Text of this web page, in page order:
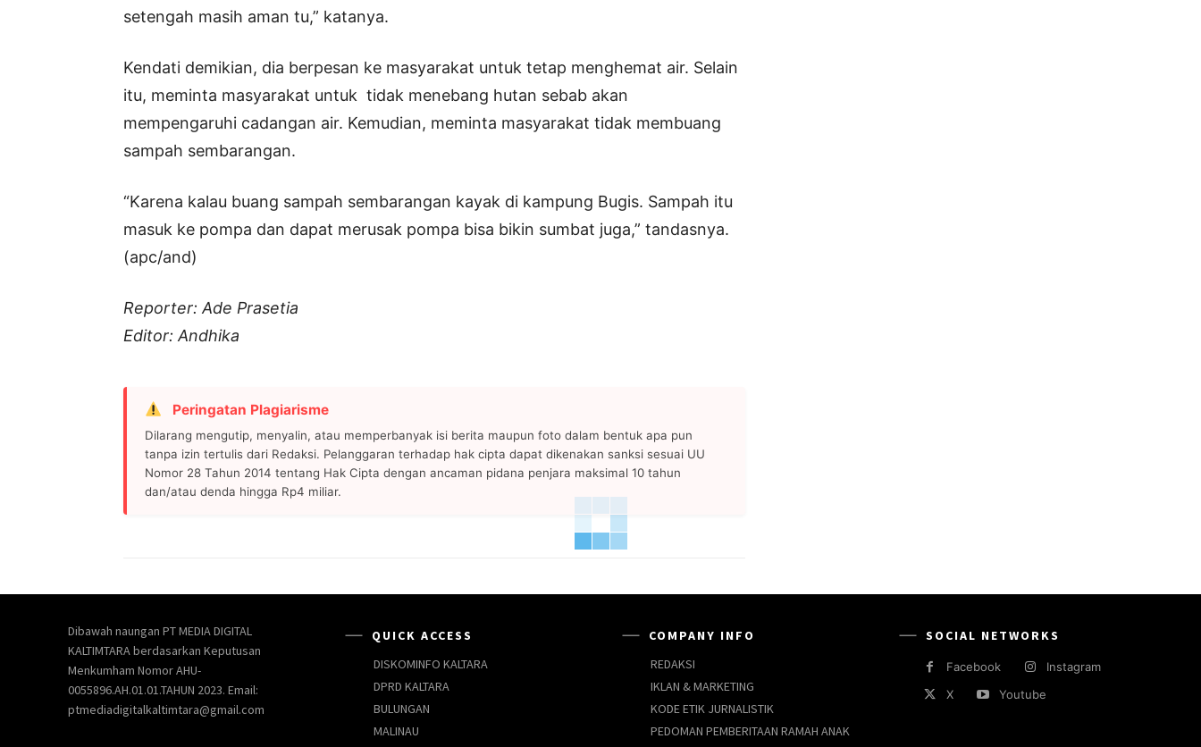
setengah masih aman tu,” katanya.
Kendati demikian, dia berpesan ke masyarakat untuk tetap menghemat air. Selain
itu, meminta masyarakat untuk tidak menebang hutan sebab akan
mempengaruhi cadangan air. Kemudian, meminta masyarakat tidak membuang
sampah sembarangan.
“Karena kalau buang sampah sembarangan kayak di kampung Bugis. Sampah itu
masuk ke pompa dan dapat merusak pompa bisa bikin sumbat juga,” tandasnya.
(apc/and)
Reporter: Ade Prasetia
Editor: Andhika
Peringatan Plagiarisme
Dilarang mengutip, menyalin, atau memperbanyak isi berita maupun foto dalam bentuk apa pun
tanpa izin tertulis dari Redaksi. Pelanggaran terhadap hak cipta dapat dikenakan sanksi sesuai UU
Nomor 28 Tahun 2014 tentang Hak Cipta dengan ancaman pidana penjara maksimal 10 tahun
dan/atau denda hingga Rp4 miliar.
Dibawah naungan PT MEDIA DIGITAL
KALTIMTARA berdasarkan Keputusan
Menkumham Nomor AHU-
0055896.AH.01.01.TAHUN 2023. Email:
ptmediadigitalkaltimtara@gmail.com
QUICK ACCESS
DISKOMINFO KALTARA
DPRD KALTARA
BULUNGAN
MALINAU
COMPANY INFO
REDAKSI
IKLAN & MARKETING
KODE ETIK JURNALISTIK
PEDOMAN PEMBERITAAN RAMAH ANAK
SOCIAL NETWORKS
Facebook
Instagram
X
Youtube